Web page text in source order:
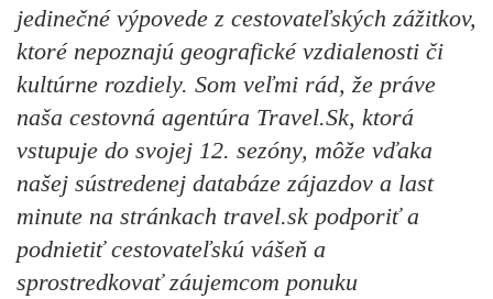
jedinečné výpovede z cestovateľských zážitkov,
ktoré nepoznajú geografické vzdialenosti či
kultúrne rozdiely. Som veľmi rád, že práve
naša cestovná agentúra Travel.Sk, ktorá
vstupuje do svojej 12. sezóny, môže vďaka
našej sústredenej databáze zájazdov a last
minute na stránkach travel.sk podporiť a
podnietiť cestovateľskú vášeň a
sprostredkovať záujemcom ponuku